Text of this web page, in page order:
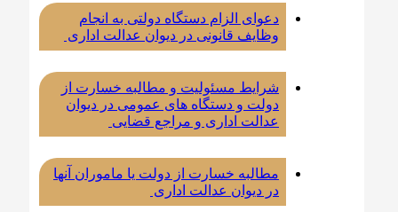
دعوای الزام دستگاه دولتی به انجام
وظایف قانونی در دیوان عدالت اداری
شرایط مسئولیت و مطالبه خسارت از
دولت و دستگاه های عمومی در دیوان
عدالت اداری و مراجع قضایی
مطالبه خسارت از دولت یا ماموران آنها
در دیوان عدالت اداری